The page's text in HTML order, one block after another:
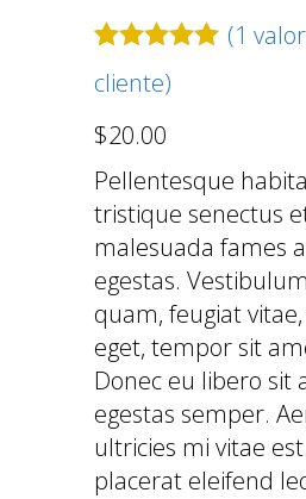
Valorado con
5.00 de 5 en
valoración
(1
cliente)
$20.00
Pellentesque
tristique senectus
malesuada fames
egestas.
quam, feugiat
eget, tempor sit
Donec eu libero sit
egestas semper.
ultricies mi vitae
placerat eleifend